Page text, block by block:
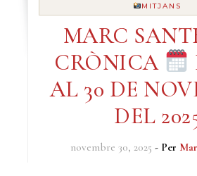
MITJANS
MARC
CRÒNICA
AL 30 DE
DEL
novembre 30, 2025 - Per